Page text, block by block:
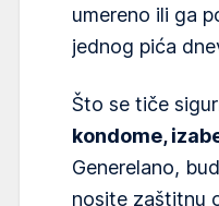
umereno ili ga
jednog pića
Što se tiče
kondome,
Generelano,
nosite zaštitnu